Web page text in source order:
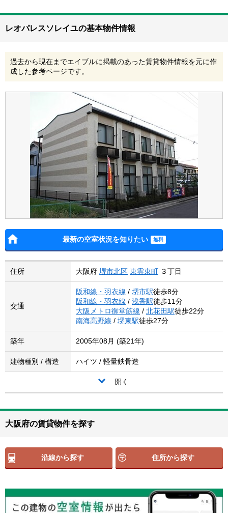
レオパレスソレイユの基本物件情報
過去から現在までエイブルに掲載のあった賃貸物件情報を元に作
成した参考ページです。
最新の空室状況を知りたい
住所 大阪府 堺市北区 東雲東町 ３丁目
交通
阪和線・羽衣線 / 堺市駅徒歩8分
阪和線・羽衣線 / 浅香駅徒歩11分
大阪メトロ御堂筋線 / 北花田駅徒歩22分
南海高野線 / 堺東駅徒歩27分
築年 2005年08月 (築21年)
建物種別 / 構造 ハイツ / 軽量鉄骨造
開く
大阪府の賃貸物件を探す
沿線から探す 住所から探す